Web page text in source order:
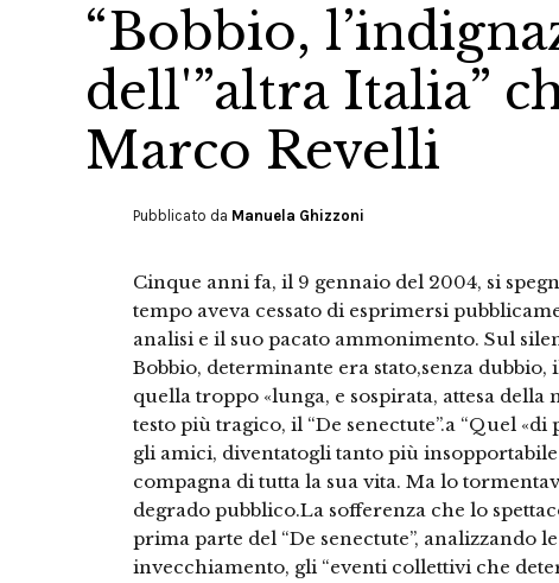
“Bobbio,
dell'”altra Italia”
Marco Revelli
Pubblicato da Manuela Ghizzoni
Cinque anni fa, il 9 gennaio del 2004, si
tempo aveva cessato di esprimersi
analisi e il suo pacato ammonimento. Sul
Bobbio, determinante era stato,senza dubbio,
quella troppo «lunga, e sospirata, attesa
testo più tragico, il “De senectute”.a “Quel
gli amici, diventatogli tanto più
compagna di tutta la sua vita. Ma lo
degrado pubblico.La sofferenza che lo
prima parte del “De senectute”, analizzando
invecchiamento, gli “eventi collettivi che